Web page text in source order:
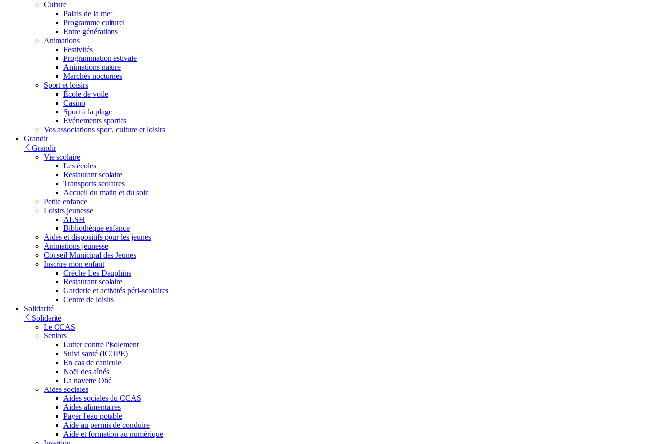
Culture
Palais de la mer
Programme culturel
Entre générations
Animations
Festivités
Programmation estivale
Animations nature
Marchés nocturnes
Sport et loisirs
École de voile
Casino
Sport à la plage
Événements sportifs
Vos associations sport, culture et loisirs
Grandir
Grandir
Vie scolaire
Les écoles
Restaurant scolaire
Transports scolaires
Accueil du matin et du soir
Petite enfance
Loisirs jeunesse
ALSH
Bibliothèque enfance
Aides et dispositifs pour les jeunes
Animations jeunesse
Conseil Municipal des Jeunes
Inscrire mon enfant
Crèche Les Dauphins
Restaurant scolaire
Garderie et activités péri-scolaires
Centre de loisirs
Solidarité
Solidarité
Le CCAS
Seniors
Lutter contre l'isolement
Suivi santé (ICOPE)
En cas de canicule
Noël des aînés
La navette Ohé
Aides sociales
Aides sociales du CCAS
Aides alimentaires
Payer l'eau potable
Aide au permis de conduire
Aide et formation au numérique